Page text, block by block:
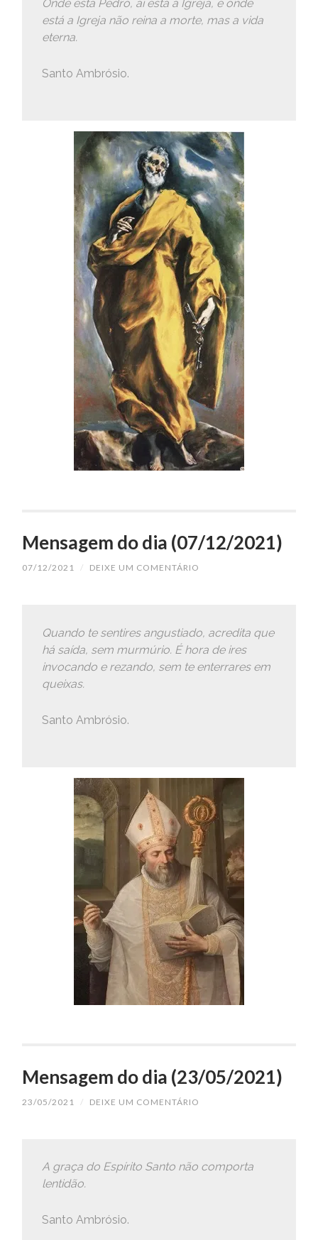
Onde está Pedro, aí está a Igreja, e onde
está a Igreja não reina a morte, mas a vida
eterna.
Santo Ambrósio.
Mensagem do dia (07/12/2021)
07/12/2021 / DEIXE UM COMENTÁRIO
Quando te sentires angustiado, acredita que
há saída, sem murmúrio. É hora de ires
invocando e rezando, sem te enterrares em
queixas.
Santo Ambrósio.
Mensagem do dia (23/05/2021)
23/05/2021 / DEIXE UM COMENTÁRIO
A graça do Espírito Santo não comporta
lentidão.
Santo Ambrósio.